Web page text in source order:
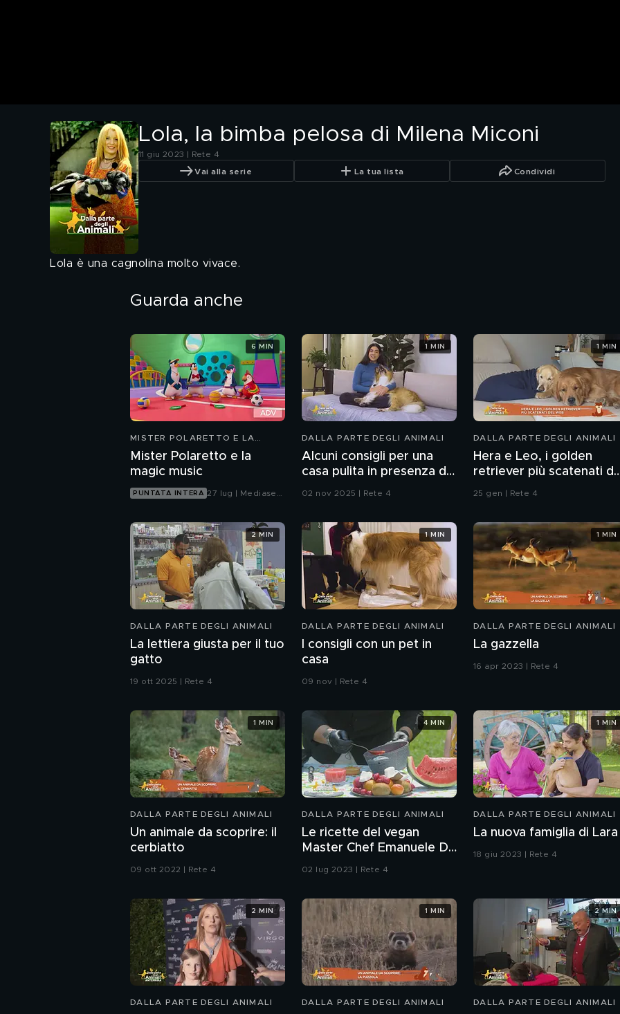
Lola, la bimba pelosa di Milena Miconi
11 giu 2023 | Rete 4
Vai alla serie La tua lista Condividi
Lola è una cagnolina molto vivace.
Guarda anche
MISTER POLARETTO E LA
Mister Polaretto e la
magic music
PUNTATA INTERA 27 lug | Mediaset
6 MIN
DALLA PARTE DEGLI ANIMALI
Alcuni consigli per una
casa pulita in presenza di
02 nov 2025 | Rete 4
1 MIN
DALLA PARTE DEGLI ANIMALI
Hera e Leo, i golden
retriever più scatenati
25 gen | Rete 4
1 MIN
DALLA PARTE DEGLI ANIMALI
La lettiera giusta per il tuo
gatto
19 ott 2025 | Rete 4
2 MIN
DALLA PARTE DEGLI ANIMALI
I consigli con un pet in
casa
09 nov | Rete 4
1 MIN
DALLA PARTE DEGLI ANIMALI
La gazzella
16 apr 2023 | Rete 4
1 MIN
DALLA PARTE DEGLI ANIMALI
Un animale da scoprire: il
cerbiatto
09 ott 2022 | Rete 4
1 MIN
DALLA PARTE DEGLI ANIMALI
Le ricette del vegan
Master Chef Emanuele Di
02 lug 2023 | Rete 4
4 MIN
DALLA PARTE DEGLI ANIMALI
La nuova famiglia di Lara
18 giu 2023 | Rete 4
1 MIN
DALLA PARTE DEGLI ANIMALI
2 MIN
DALLA PARTE DEGLI ANIMALI
1 MIN
DALLA PARTE DEGLI ANIMALI
2 MIN